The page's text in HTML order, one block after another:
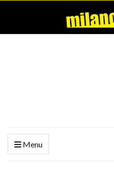
Menu